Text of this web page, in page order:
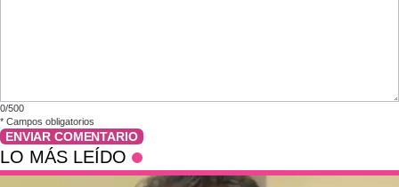
0/500
* Campos obligatorios
ENVIAR COMENTARIO
LO MÁS LEÍDO